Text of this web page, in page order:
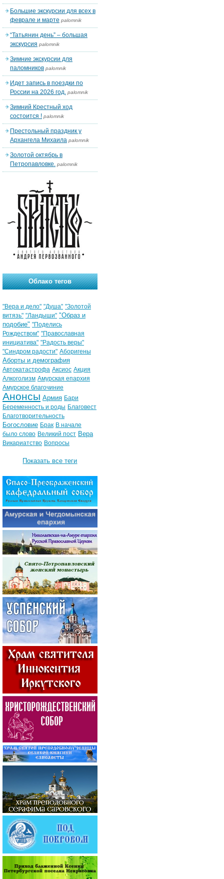
Большие экскурсии для всех в
феврале и марте palomnik
“Татьянин день” – большая
экскурсия palomnik
Зимние экскурсии для
паломников palomnik
Идет запись в поездки по
России на 2026 год. palomnik
Зимний Крестный ход
состоится ! palomnik
Престольный праздник у
Архангела Михаила palomnik
Золотой октябрь в
Петропавловке. palomnik
Облако тегов
"Вера и дело" "Душа" "Золотой
витязь" "Ландыши" "Образ и
подобие" "Поделись
Рождеством" "Православная
инициатива" "Радость веры"
"Синдром радости" Аборигены
Аборты и демография
Автокатастрофа Аксиос Акция
Алкоголизм Амурская епархия
Амурское благочиние
Анонсы Армия Бари
Беременность и роды Благовест
Благотворительность
Богословие Брак В начале
было слово Великий пост Вера
Викариатство Вопросы
Показать все теги